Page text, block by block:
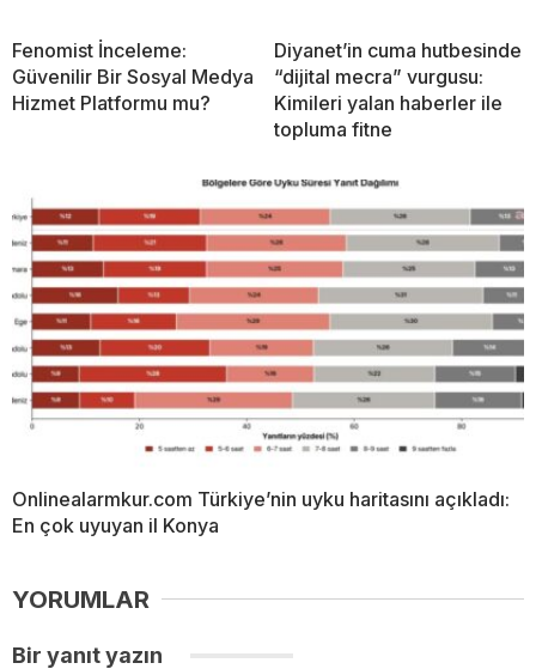
Fenomist İnceleme:
Güvenilir Bir Sosyal Medya
Hizmet Platformu mu?
Diyanet’in cuma hutbesinde
“dijital mecra” vurgusu:
Kimileri yalan haberler ile
topluma fitne
Onlinealarmkur.com Türkiye’nin uyku haritasını açıkladı:
En çok uyuyan il Konya
YORUMLAR
Bir yanıt yazın